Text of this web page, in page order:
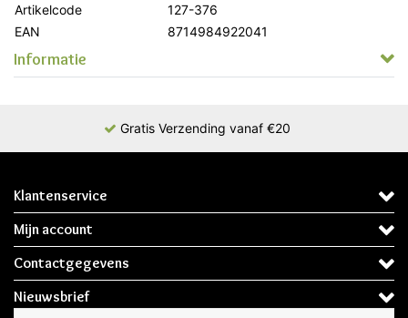
Artikelcode
127-376
EAN
8714984922041
Informatie
Gratis Verzending vanaf €20
Klantenservice
Mijn account
Contactgegevens
Nieuwsbrief